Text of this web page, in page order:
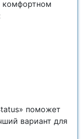
комфортном
поможет
вариант для